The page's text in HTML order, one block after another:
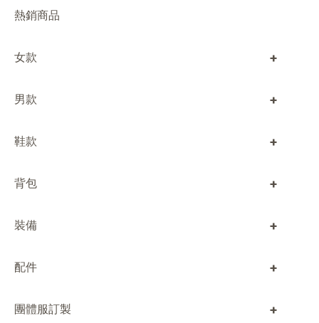
熱銷商品
女款 +
男款 +
鞋款 +
背包 +
裝備 +
配件 +
團體服訂製 +